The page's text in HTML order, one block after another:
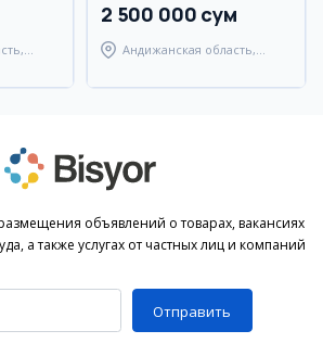
2 500 000 сум
Андижанская область,
объявлений о товарах, вакансиях
а также услугах от частных лиц и компаний
Отправить